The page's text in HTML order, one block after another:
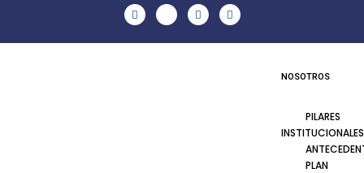
NOSOTROS
PILARES
INSTITUCIONALES
PLAN